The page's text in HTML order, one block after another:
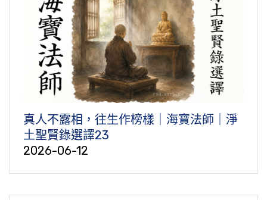
真人不露相，往生作榜樣｜海寶法師｜淨
土聖賢錄選譯23
2026-06-12